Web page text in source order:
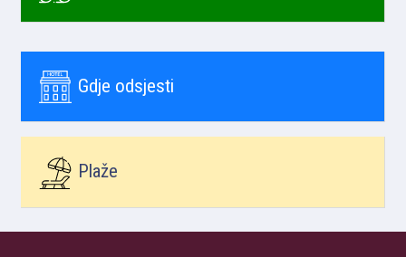
Gdje odsjesti
Plaže